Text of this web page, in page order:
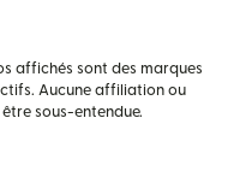
affichés sont des marques
Aucune affiliation ou
sous-entendue.